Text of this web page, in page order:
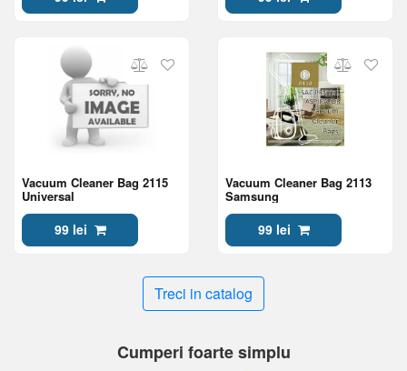
Vacuum Cleaner Bag 2115
Universal
99 lei
Vacuum Cleaner Bag 2113
Samsung
99 lei
Treci in catalog
Cumperi foarte simplu